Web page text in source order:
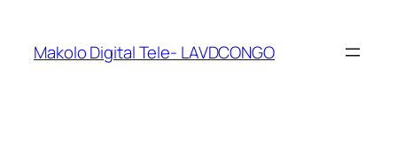
Makolo Digital Tele- LAVDCONGO